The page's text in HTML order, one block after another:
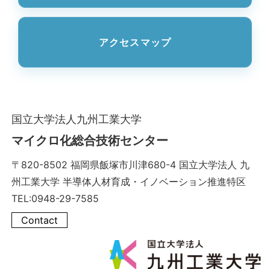
アクセスマップ
国立大学法人九州工業大学
マイクロ化総合技術センター
〒820-8502 福岡県飯塚市川津680-4 国立大学法人 九
州工業大学 半導体人材育成・イノベーション推進特区
TEL:0948-29-7585
Contact